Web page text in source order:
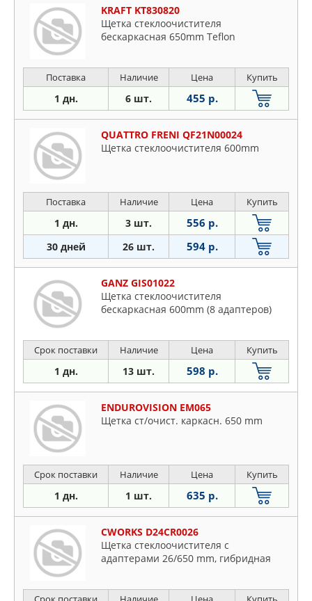
KRAFT KT830820
Щетка стеклоочистителя
бескаркасная 650mm Teflon
Поставка Наличие Цена Купить
1 дн. 6 шт. 455 р.
QUATTRO FRENI QF21N00024
Щетка стеклоочистителя 600mm
Поставка Наличие Цена Купить
1 дн. 3 шт. 556 р.
30 дней 26 шт. 594 р.
GANZ GIS01022
Щетка стеклоочистителя
бескаркасная 600mm (8 адаптеров)
Срок поставки Наличие Цена Купить
1 дн. 13 шт. 598 р.
ENDUROVISION EM065
Щетка ст/очист. каркасн. 650 mm
Срок поставки Наличие Цена Купить
1 дн. 1 шт. 635 р.
CWORKS D24CR0026
Щетка стеклоочистителя с
адаптерами 26/650 mm, гибридная